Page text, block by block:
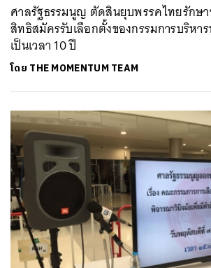
ศาลรัฐธรรมนูญ ตัดสินยุบพรรคไทยรักษ
สิทธิสมัครรับเลือกตั้งของกรรมการบริหา
เป็นเวลา 10 ปี
โดย THE MOMENTUM TEAM